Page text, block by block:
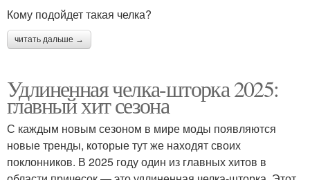
Кому подойдет такая челка?
читать дальше →
Удлиненная челка-шторка 2025:
главный хит сезона
С каждым новым сезоном в мире моды появляются
новые тренды, которые тут же находят своих
поклонников. В 2025 году один из главных хитов в